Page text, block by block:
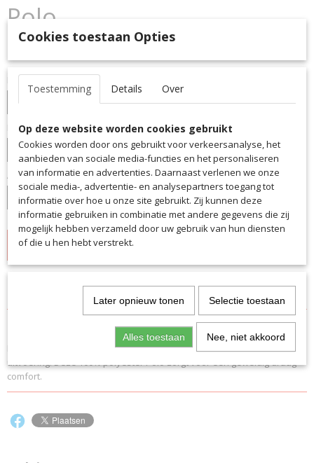
Polo
€ 28,50
Maat
Kleur
Aantal
IN WINKELWAGEN
Specificaties
7200
Productcode leverancier
7200
Modieuse Polo in diverse kleuren en zowel in Dames als Heren
uitvoering. Deze 100% polyester Polo zorgt voor een geweldig draag
comfort.
Cookies toestaan Opties
Toestemming Details Over
Op deze website worden cookies gebruikt
Cookies worden door ons gebruikt voor verkeersanalyse, het
aanbieden van sociale media-functies en het personaliseren
van informatie en advertenties. Daarnaast verlenen we onze
sociale media-, advertentie- en analysepartners toegang tot
informatie over hoe u onze site gebruikt. Zij kunnen deze
informatie gebruiken in combinatie met andere gegevens die zij
mogelijk hebben verzameld door uw gebruik van hun diensten
of die u hen hebt verstrekt.
Later opnieuw tonen Selectie toestaan
Alles toestaan Nee, niet akkoord